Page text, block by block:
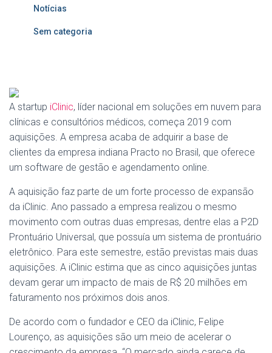
Notícias
Sem categoria
A startup iClinic, líder nacional em soluções em nuvem para
clínicas e consultórios médicos, começa 2019 com
aquisições. A empresa acaba de adquirir a base de
clientes da empresa indiana Practo no Brasil, que oferece
um software de gestão e agendamento online.
A aquisição faz parte de um forte processo de expansão
da iClinic. Ano passado a empresa realizou o mesmo
movimento com outras duas empresas, dentre elas a P2D
Prontuário Universal, que possuía um sistema de prontuário
eletrônico. Para este semestre, estão previstas mais duas
aquisições. A iClinic estima que as cinco aquisições juntas
devam gerar um impacto de mais de R$ 20 milhões em
faturamento nos próximos dois anos.
De acordo com o fundador e CEO da iClinic, Felipe
Lourenço, as aquisições são um meio de acelerar o